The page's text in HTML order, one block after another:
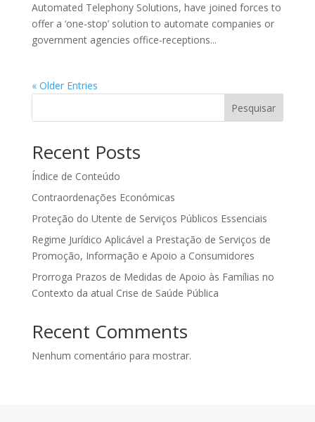
Automated Telephony Solutions, have joined forces to
offer a ‘one-stop’ solution to automate companies or
government agencies office-receptions...
« Older Entries
Pesquisar
Recent Posts
Índice de Conteúdo
Contraordenações Económicas
Proteção do Utente de Serviços Públicos Essenciais
Regime Jurídico Aplicável a Prestação de Serviços de
Promoção, Informação e Apoio a Consumidores
Prorroga Prazos de Medidas de Apoio às Famílias no
Contexto da atual Crise de Saúde Pública
Recent Comments
Nenhum comentário para mostrar.